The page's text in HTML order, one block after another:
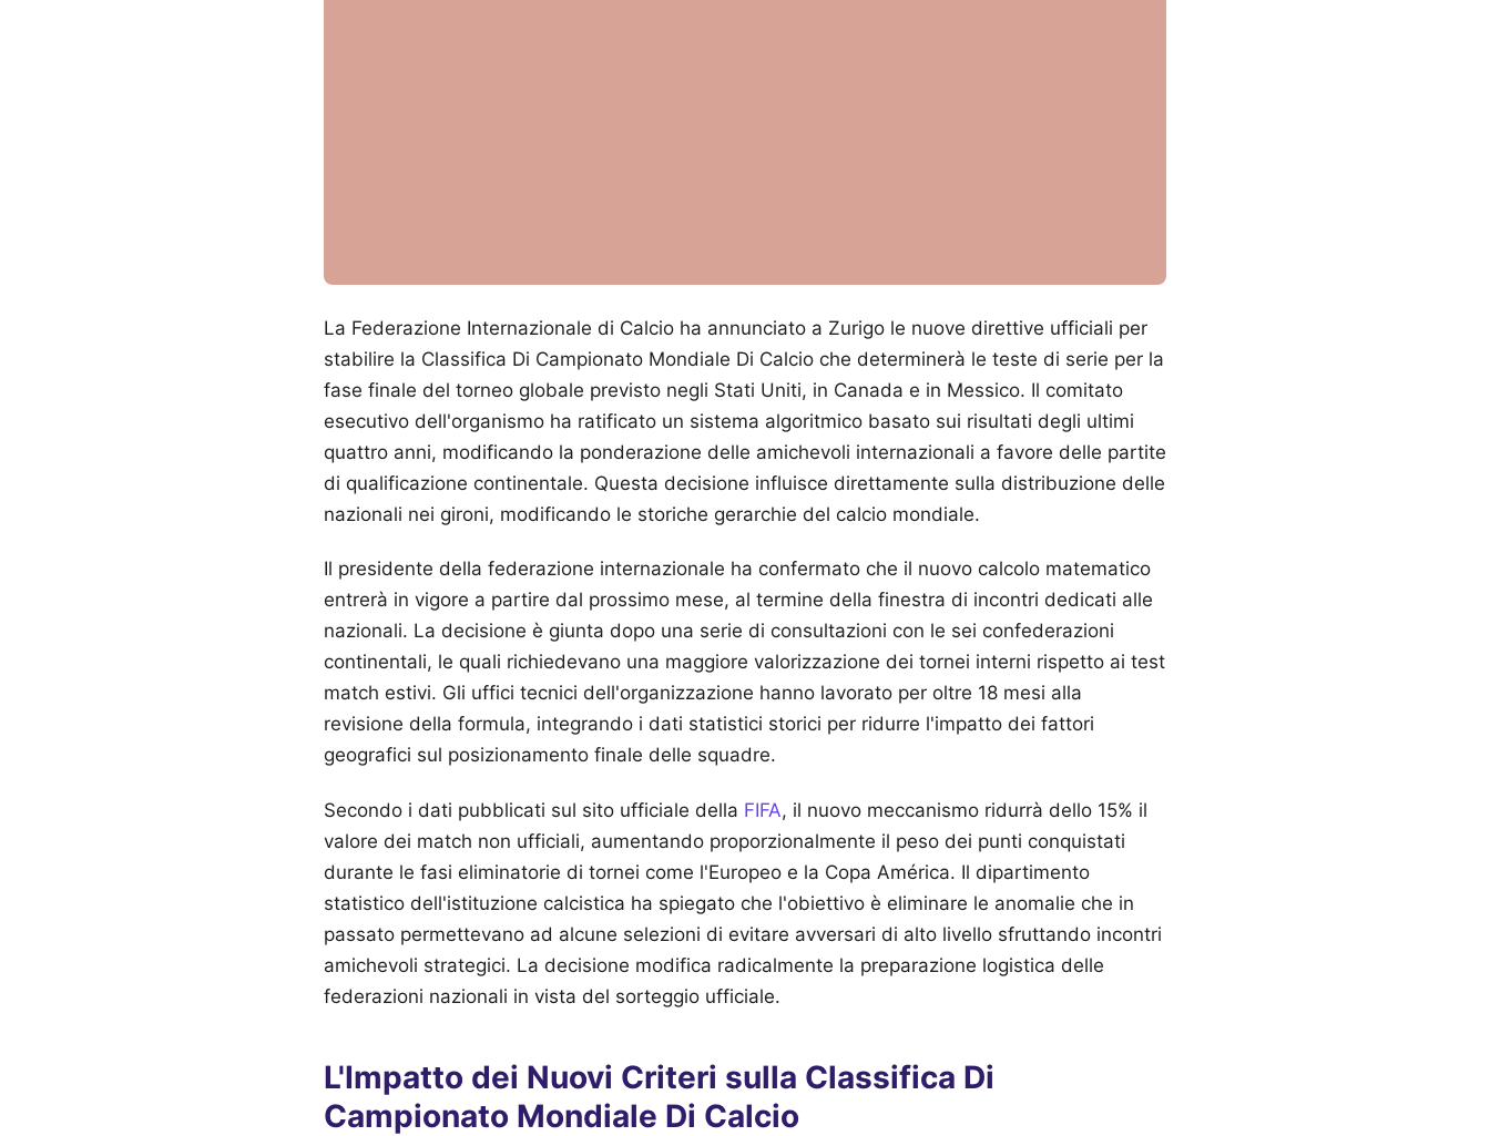
La Federazione Internazionale di Calcio ha annunciato a Zurigo le nuove direttive ufficiali per
stabilire la Classifica Di Campionato Mondiale Di Calcio che determinerà le teste di serie per la
fase finale del torneo globale previsto negli Stati Uniti, in Canada e in Messico. Il comitato
esecutivo dell'organismo ha ratificato un sistema algoritmico basato sui risultati degli ultimi
quattro anni, modificando la ponderazione delle amichevoli internazionali a favore delle partite
di qualificazione continentale. Questa decisione influisce direttamente sulla distribuzione delle
nazionali nei gironi, modificando le storiche gerarchie del calcio mondiale.
Il presidente della federazione internazionale ha confermato che il nuovo calcolo matematico
entrerà in vigore a partire dal prossimo mese, al termine della finestra di incontri dedicati alle
nazionali. La decisione è giunta dopo una serie di consultazioni con le sei confederazioni
continentali, le quali richiedevano una maggiore valorizzazione dei tornei interni rispetto ai test
match estivi. Gli uffici tecnici dell'organizzazione hanno lavorato per oltre 18 mesi alla
revisione della formula, integrando i dati statistici storici per ridurre l'impatto dei fattori
geografici sul posizionamento finale delle squadre.
Secondo i dati pubblicati sul sito ufficiale della FIFA, il nuovo meccanismo ridurrà dello 15% il
valore dei match non ufficiali, aumentando proporzionalmente il peso dei punti conquistati
durante le fasi eliminatorie di tornei come l'Europeo e la Copa América. Il dipartimento
statistico dell'istituzione calcistica ha spiegato che l'obiettivo è eliminare le anomalie che in
passato permettevano ad alcune selezioni di evitare avversari di alto livello sfruttando incontri
amichevoli strategici. La decisione modifica radicalmente la preparazione logistica delle
federazioni nazionali in vista del sorteggio ufficiale.
L'Impatto dei Nuovi Criteri sulla Classifica Di
Campionato Mondiale Di Calcio